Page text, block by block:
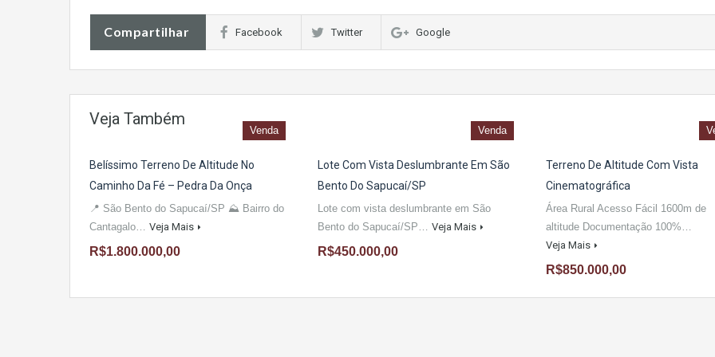
Compartilhar Facebook Twitter Google
Veja Também
Venda
Belíssimo Terreno De Altitude No
Caminho Da Fé – Pedra Da Onça
📍 São Bento do Sapucaí/SP ⛰ Bairro do
Cantagalo… Veja Mais
R$1.800.000,00
Venda
Lote Com Vista Deslumbrante Em São
Bento Do Sapucaí/SP
Lote com vista deslumbrante em São
Bento do Sapucaí/SP… Veja Mais
R$450.000,00
Terreno De Altitude Com Vista
Cinematográfica
Área Rural Acesso Fácil 1600m de
altitude Documentação 100%…
Veja Mais
R$850.000,00